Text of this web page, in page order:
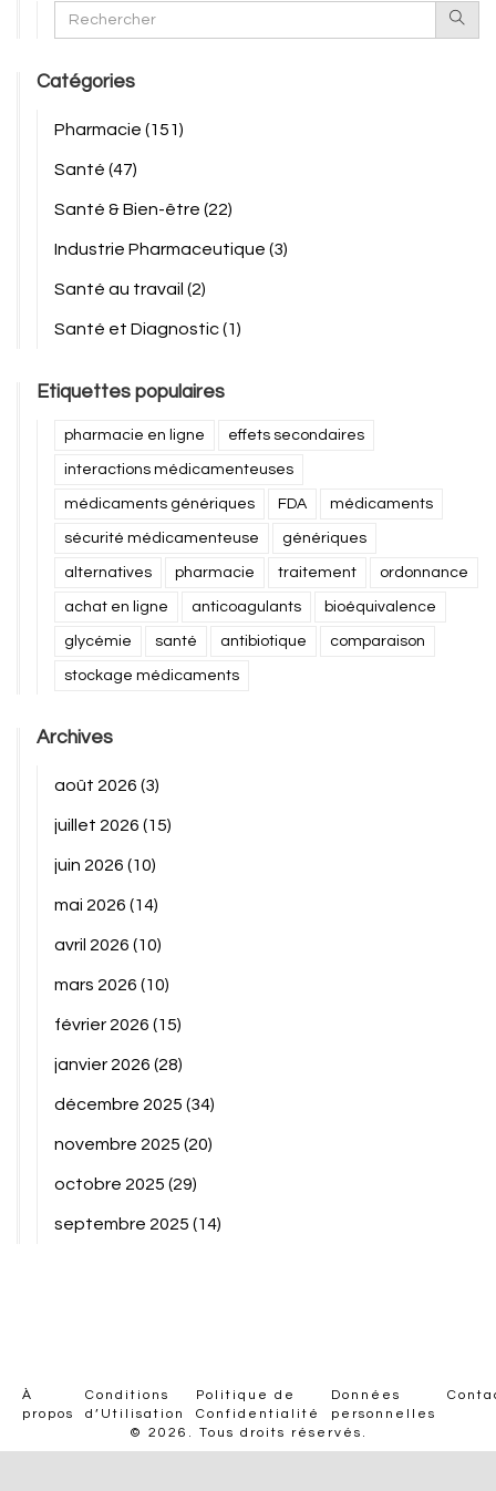
Catégories
Pharmacie (151)
Santé (47)
Santé & Bien-être (22)
Industrie Pharmaceutique (3)
Santé au travail (2)
Santé et Diagnostic(1)
Etiquettes populaires
pharmacie en ligne effets secondaires
interactions médicamenteuses
médicaments génériques FDA médicaments
sécurité médicamenteuse génériques
alternatives pharmacie traitement ordonnance
achat en ligne anticoagulants bioéquivalence
glycémie santé antibiotique comparaison
stockage médicaments
Archives
août 2026 (3)
juillet 2026 (15)
juin 2026 (10)
mai 2026 (14)
avril 2026 (10)
mars 2026 (10)
février 2026 (15)
janvier 2026 (28)
décembre 2025 (34)
novembre 2025 (20)
octobre 2025 (29)
septembre 2025 (14)
À
propos
Conditions
d’Utilisation
Politique de
Confidentialité
Données
personnelles
© 2026. Tous droits réservés.